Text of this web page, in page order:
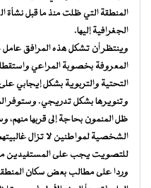
المنطقة التي ظلت منذ ما قبل
الجغرافية إليها.
وينتظر أن تشكل هذه المرافق
المعروفة بخصوبة المراعي
التحتية والتربوية بشكل إيجابي
وتنويرها بشكل تدريجي. وستوفر
ظل المنمون بحاجة إلى قربها منهم،
الشخصية لمواطنين لا تزال
للتصويت يجب على المستفيدين
وردا على مطالب بعض سكان